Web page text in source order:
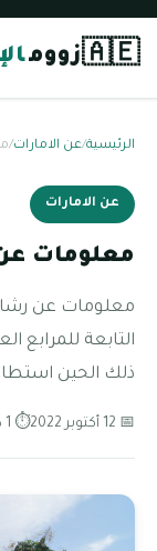
🇦🇪زووم
الرئيسية/عن الامارات/
عن الامارات
معلومات عن
معلومات عن رشا
ذلك الحين
📅 12 أكتوبر 2022 ⏱ 1 دقائق قراءة